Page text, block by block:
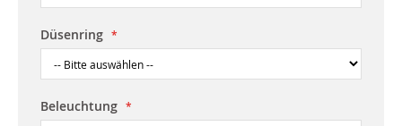
Düsenring
Beleuchtung